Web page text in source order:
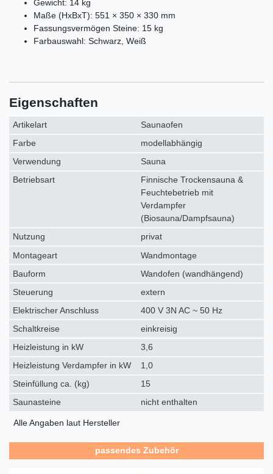
Gewicht: 14 kg
Maße (HxBxT): 551 × 350 × 330 mm
Fassungsvermögen Steine: 15 kg
Farbauswahl: Schwarz, Weiß
Eigenschaften
Artikelart
Saunaofen
Farbe
modellabhängig
Verwendung
Sauna
Betriebsart
Finnische Trockensauna &
Feuchtebetrieb mit
Verdampfer
(Biosauna/Dampfsauna)
Nutzung
privat
Montageart
Wandmontage
Bauform
Wandofen (wandhängend)
Steuerung
extern
Elektrischer Anschluss
400 V 3N AC ~ 50 Hz
Schaltkreise
einkreisig
Heizleistung in kW
3,6
Heizleistung Verdampfer in kW
1,0
Steinfüllung ca. (kg)
15
Saunasteine
nicht enthalten
Alle Angaben laut Hersteller
passendes Zubehör